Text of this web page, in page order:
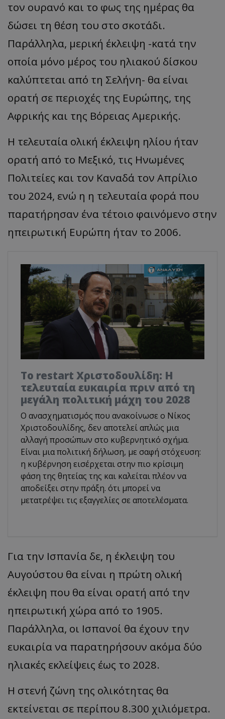
τον ουρανό και το φως της ημέρας θα
δώσει τη θέση του στο σκοτάδι.
Παράλληλα, μερική έκλειψη -κατά την
οποία μόνο μέρος του ηλιακού δίσκου
καλύπτεται από τη Σελήνη- θα είναι
ορατή σε περιοχές της Ευρώπης, της
Αφρικής και της Βόρειας Αμερικής.
Η τελευταία ολική έκλειψη ηλίου ήταν
ορατή από το Μεξικό, τις Ηνωμένες
Πολιτείες και τον Καναδά τον Απρίλιο
του 2024, ενώ η η τελευταία φορά που
παρατήρησαν ένα τέτοιο φαινόμενο στην
ηπειρωτική Ευρώπη ήταν το 2006.
Το restart Χριστοδουλίδη: Η
τελευταία ευκαιρία πριν από τη
μεγάλη πολιτική μάχη του 2028
Ο ανασχηματισμός που ανακοίνωσε ο Νίκος
Χριστοδουλίδης, δεν αποτελεί απλώς μια
αλλαγή προσώπων στο κυβερνητικό σχήμα.
Είναι μια πολιτική δήλωση, με σαφή στόχευση:
η κυβέρνηση εισέρχεται στην πιο κρίσιμη
φάση της θητείας της και καλείται πλέον να
αποδείξει στην πράξη. ότι μπορεί να
μετατρέψει τις εξαγγελίες σε αποτελέσματα.
Για την Ισπανία δε, η έκλειψη του
Αυγούστου θα είναι η πρώτη ολική
έκλειψη που θα είναι ορατή από την
ηπειρωτική χώρα από το 1905.
Παράλληλα, οι Ισπανοί θα έχουν την
ευκαιρία να παρατηρήσουν ακόμα δύο
ηλιακές εκλείψεις έως το 2028.
Η στενή ζώνη της ολικότητας θα
εκτείνεται σε περίπου 8.300 χιλιόμετρα.